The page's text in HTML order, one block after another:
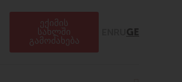
Telegramექიმის
სახლში
გამოძახება
GE